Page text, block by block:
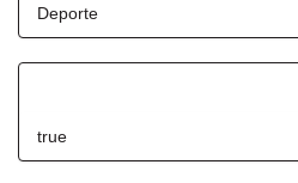
Deporte
true